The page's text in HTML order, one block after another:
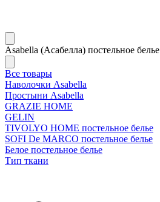
Asabella (Асабелла) постельное белье
Все товары
Наволочки Asabella
Простыни Asabella
GRAZIE HOME
GELIN
TIVOLYO HOME постельное белье
SOFI De MARCO постельное белье
Белое постельное белье
Тип ткани